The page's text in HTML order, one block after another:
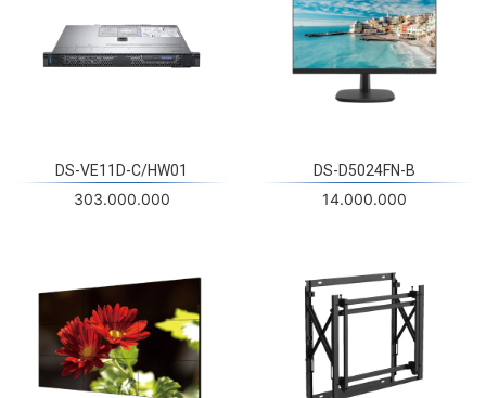
DS-VE11D-C/HW01
303.000.000
DS-D5024FN-B
14.000.000